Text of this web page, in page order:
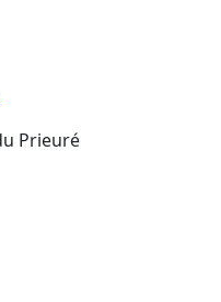
Prieuré